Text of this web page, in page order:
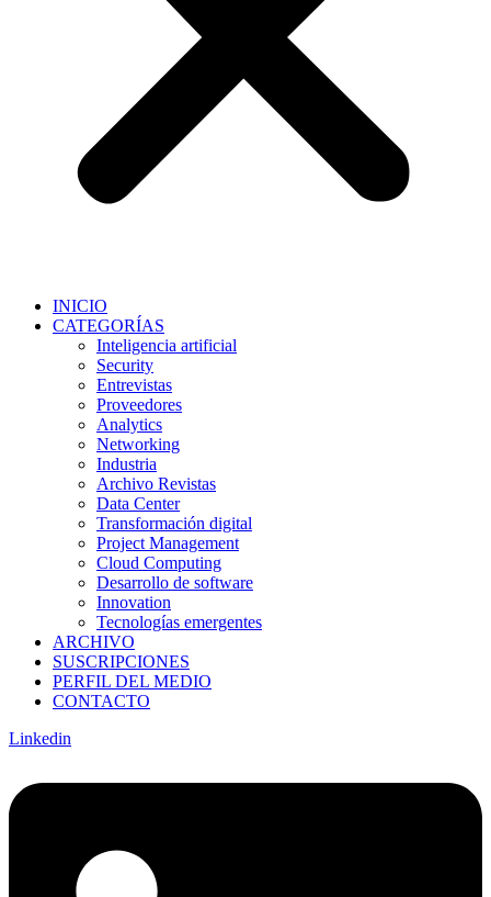
INICIO
CATEGORÍAS
Inteligencia artificial
Security
Entrevistas
Proveedores
Analytics
Networking
Industria
Archivo Revistas
Data Center
Transformación digital
Project Management
Cloud Computing
Desarrollo de software
Innovation
Tecnologías emergentes
ARCHIVO
SUSCRIPCIONES
PERFIL DEL MEDIO
CONTACTO
Linkedin